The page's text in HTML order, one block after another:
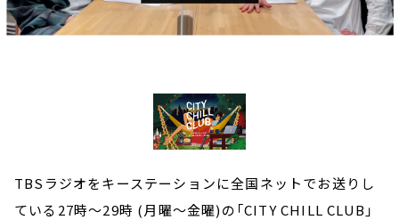
TBSラジオをキーステーションに全国ネットでお送りし
ている27時～29時 (月曜～金曜)の「CITY CHILL CLUB」